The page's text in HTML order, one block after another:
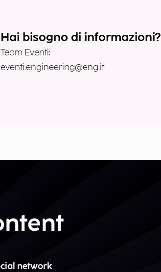
Hai bisogno di informazioni?
Team Eventi:
eventi.engineering@eng.it
network